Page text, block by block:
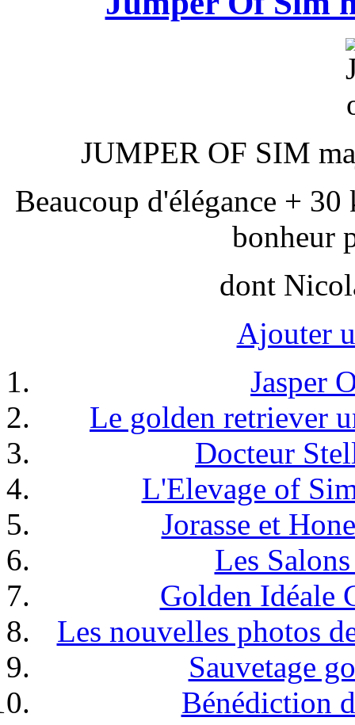
JUMPER OF SIM
Beaucoup d'élégance +
bonheur
dont
Ajouter
Jasper
Le golden retriever
Docteur
L'Elevage of
Jorasse et
Les
Golden Idéale
Les nouvelles photos
Sauvetage
Bénédiction